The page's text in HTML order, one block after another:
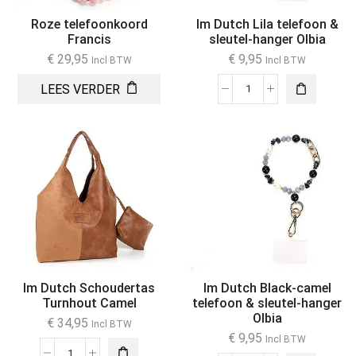
Roze telefoonkoord
Francis
€29,95 Incl BTW
LEES VERDER
Im Dutch Lila telefoon &
sleutel-hanger Olbia
€ 9,95 Incl BTW
Im Dutch Schoudertas
Turnhout Camel
€34,95 Incl BTW
Im Dutch Black-camel
telefoon & sleutel-hanger
Olbia
€ 9,95 Incl BTW